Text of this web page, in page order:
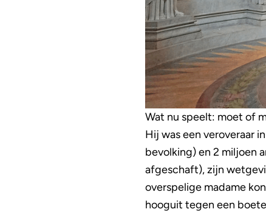
Wat nu speelt: moet of
Hij was een veroveraar
bevolking) en 2 miljoen
afgeschaft), zijn
overspelige madame
hooguit tegen een